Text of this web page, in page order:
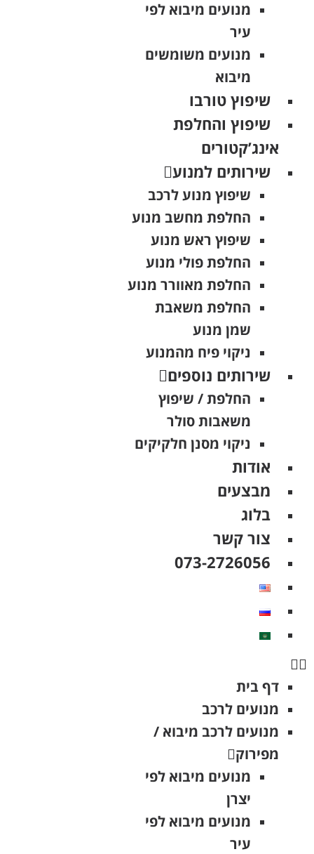
מנועים מיבוא לפי
עיר
מנועים משומשים
מיבוא
שיפוץ טורבו
שיפוץ והחלפת
אינג’קטורים
שירותים למנוע
שיפוץ מנוע לרכב
החלפת מחשב מנוע
שיפוץ ראש מנוע
החלפת פולי מנוע
החלפת מאוורר מנוע
החלפת משאבת
שמן מנוע
ניקוי פיח מהמנוע
שירותים נוספים
החלפת / שיפוץ
משאבות סולר
ניקוי מסנן חלקיקים
אודות
מבצעים
בלוג
צור קשר
073-2726056
דף בית
מנועים לרכב
מנועים לרכב מיבוא /
מפירוק
מנועים מיבוא לפי
יצרן
מנועים מיבוא לפי
עיר